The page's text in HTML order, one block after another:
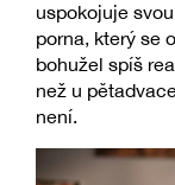
uspokojuje
porna, který se
bohužel spíš
než u
není.